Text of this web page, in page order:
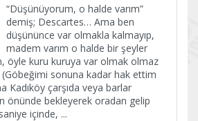
“Düşünüyorum, o halde varım”
demiş; Descartes… Ama ben
düşününce var olmakla kalmayıp,
madem varım o halde bir şeyler
öyle kuru kuruya var olmak olmaz
sonuna kadar hak ettim
Kadıköy çarşıda veya barlar
önünde bekleyerek oradan gelip
içinde, ...